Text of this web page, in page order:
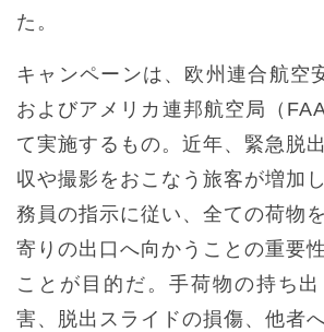
た。
キャンペーンは、欧州連合航空
およびアメリカ連邦航空局（
て実施するもの。近年、緊急脱
収や撮影をおこなう旅客が増加
務員の指示に従い、全ての荷物
寄りの出口へ向かうことの重要
ことが目的だ。手荷物の持ち
害、脱出スライドの損傷、他者